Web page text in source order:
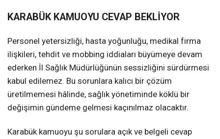
KARABÜK KAMUOYU CEVAP BEKLİYOR
Personel yetersizliği, hasta yoğunluğu, medikal firma
ilişkileri, tehdit ve mobbing iddiaları büyümeye devam
ederken İl Sağlık Müdürlüğünün sessizliğini sürdürmesi
kabul edilemez. Bu sorunlara kalıcı bir çözüm
üretilmemesi hâlinde, sağlık yönetiminde köklü bir
değişimin gündeme gelmesi kaçınılmaz olacaktır.
Karabük kamuoyu şu sorulara açık ve belgeli cevap